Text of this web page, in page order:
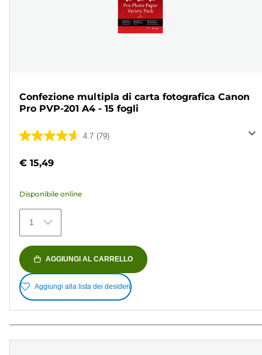
Confezione multipla di carta fotografica Canon
Pro PVP-201 A4 - 15 fogli
4.7 (79)
4.7
5
79
recensioni
€ 15,49
Disponibile online
1
AGGIUNGI AL CARRELLO
Aggiungi alla lista dei desideri